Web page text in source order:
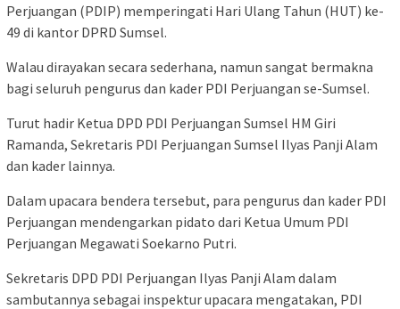
Perjuangan (PDIP) memperingati Hari Ulang Tahun (HUT) ke-
49 di kantor DPRD Sumsel.
Walau dirayakan secara sederhana, namun sangat bermakna
bagi seluruh pengurus dan kader PDI Perjuangan se-Sumsel.
Turut hadir Ketua DPD PDI Perjuangan Sumsel HM Giri
Ramanda, Sekretaris PDI Perjuangan Sumsel Ilyas Panji Alam
dan kader lainnya.
Dalam upacara bendera tersebut, para pengurus dan kader PDI
Perjuangan mendengarkan pidato dari Ketua Umum PDI
Perjuangan Megawati Soekarno Putri.
Sekretaris DPD PDI Perjuangan Ilyas Panji Alam dalam
sambutannya sebagai inspektur upacara mengatakan, PDI